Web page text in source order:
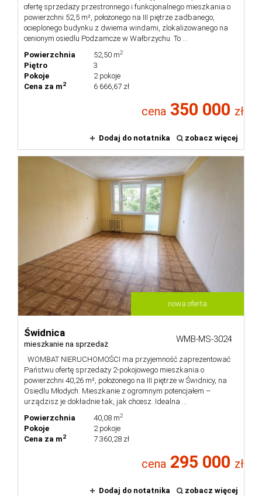
ofertę sprzedaży przestronnego i funkcjonalnego mieszkania o
powierzchni 52,5 m², położonego na III piętrze zadbanego,
ocieplonego budynku z dwiema windami, zlokalizowanego na
cenionym osiedlu Podzamcze w Wałbrzychu. To ...
Powierzchnia
52,50 m2
Piętro
3
Pokoje
2 pokoje
Cena za m2 6 666,67 zł
cena 350 000 zł
Dodaj do notatnika zobacz więcej
nowa oferta
Świdnica
mieszkanie na sprzedaż WMB-MS-3024
WOMBAT NIERUCHOMOŚCI ma przyjemność zaprezentować
Państwu ofertę sprzedaży 2-pokojowego mieszkania o
powierzchni 40,26 m², położonego na III piętrze w Świdnicy, na
Osiedlu Młodych. Mieszkanie z ogromnym potencjałem –
urządzisz je dokładnie tak, jak chcesz. Idealna ...
Powierzchnia
40,08 m2
Pokoje
2 pokoje
Cena za m2 7 360,28 zł
cena 295 000 zł
Dodaj do notatnika zobacz więcej